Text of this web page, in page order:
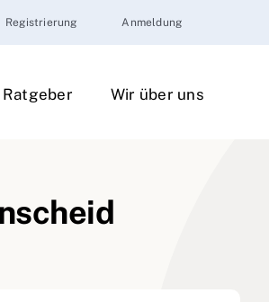
Registrierung Anmeldung
Wir über uns